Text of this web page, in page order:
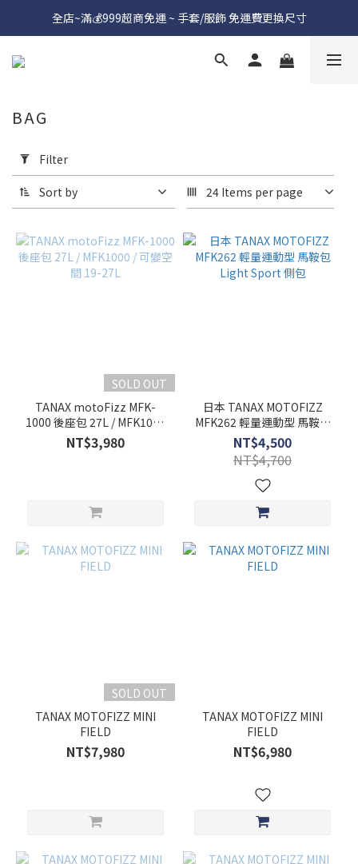
全店~滿💰999超商免運 ~ 手套/服飾 免運費更換尺寸
Filter
(0/20)
Range
(NT$)
BAG
Filter
Sort by 24 Items per page
SOLD OUT
TANAX motoFizz MFK-
1000 後座包 27L / MFK1000
/ 可變空間 19-27L
NT$3,980
日本 TANAX MOTOFIZZ
MFK262 輕量運動型 馬鞍包
Light Sport 側包
NT$4,500
NT$4,700
SOLD OUT
TANAX MOTOFIZZ MINI
FIELD
NT$7,980
TANAX MOTOFIZZ MINI
FIELD
NT$6,980